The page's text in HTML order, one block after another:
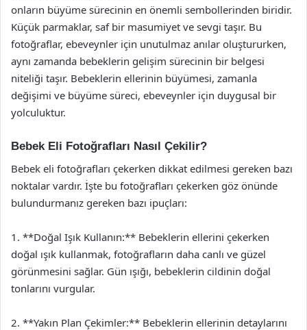
onların büyüme sürecinin en önemli sembollerinden biridir.
Küçük parmaklar, saf bir masumiyet ve sevgi taşır. Bu
fotoğraflar, ebeveynler için unutulmaz anılar oluştururken,
aynı zamanda bebeklerin gelişim sürecinin bir belgesi
niteliği taşır. Bebeklerin ellerinin büyümesi, zamanla
değişimi ve büyüme süreci, ebeveynler için duygusal bir
yolculuktur.
Bebek Eli Fotoğrafları Nasıl Çekilir?
Bebek eli fotoğrafları çekerken dikkat edilmesi gereken bazı
noktalar vardır. İşte bu fotoğrafları çekerken göz önünde
bulundurmanız gereken bazı ipuçları:
1. **Doğal Işık Kullanın:** Bebeklerin ellerini çekerken
doğal ışık kullanmak, fotoğrafların daha canlı ve güzel
görünmesini sağlar. Gün ışığı, bebeklerin cildinin doğal
tonlarını vurgular.
2. **Yakın Plan Çekimler:** Bebeklerin ellerinin detaylarını